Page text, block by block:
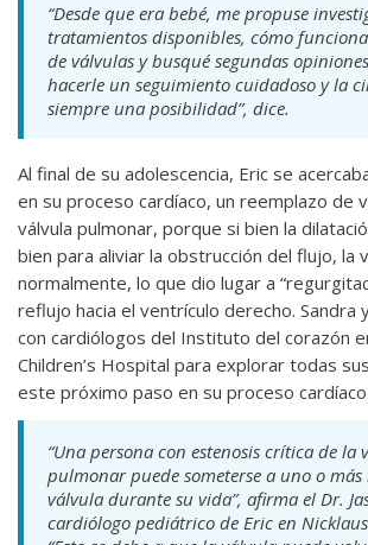
“Desde que era bebé, me propuse
tratamientos disponibles, cómo
de válvulas y busqué segundas
hacerle un seguimiento cuidadoso y la
siempre una posibilidad”, dice.
Al final de su adolescencia, Eric se
en su proceso cardíaco, un reemplazo de
válvula pulmonar, porque si bien la
bien para aliviar la obstrucción del flujo, la
normalmente, lo que dio lugar a
reflujo hacia el ventrículo derecho. Sandra
con cardiólogos del Instituto del corazón
Children’s Hospital para explorar todas
este próximo paso en su proceso cardíaco.
“Una persona con estenosis crítica de la
pulmonar puede someterse a uno o más
válvula durante su vida”, afirma el Dr.
cardiólogo pediátrico de Eric en Nicklaus